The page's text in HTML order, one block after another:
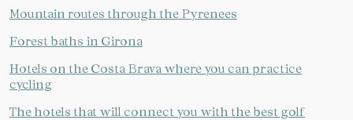
Mountain routes through the Pyrenees
Forest baths in Girona
Hotels on the Costa Brava where you can practice
cycling
The hotels that will connect you with the best golf